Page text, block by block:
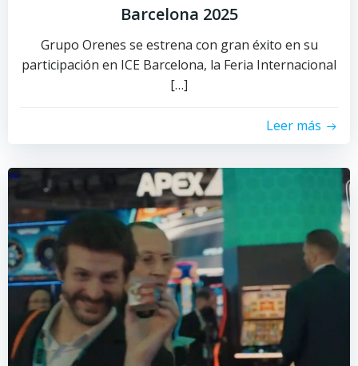
Barcelona 2025
Grupo Orenes se estrena con gran éxito en su
participación en ICE Barcelona, la Feria Internacional
[…]
Leer más